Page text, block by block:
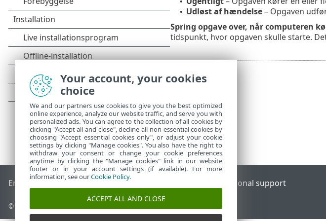
• Udløst af hændelse– Opgaven
Spring opgave over, når computeren
tidspunkt, hvor opgaven skulle starte.
End of Life ESET-vidensbase ESET-forum Regional support
© 1992 - 2025 ESET, spol. s r.o. – Alle rettigheder forbeholdes.
Your account, your cookies
choice
We and our partners use cookies to give you the best optimized
online experience, analyze our website traffic, and serve you with
personalized ads. You can agree to the collection of all cookies by
clicking "Accept all and close", decline all non-essential cookies by
choosing "Accept essential cookies only", or adjust your cookie
settings by clicking "Manage cookies". You also have the right to
withdraw your consent or change your cookie preferences
anytime by clicking the "Manage cookies" link in our website
footer or in your account settings (if available). For more
information, see ourCookie Policy.
ACCEPT ALL AND CLOSE